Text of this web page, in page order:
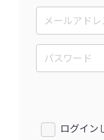
ログイン